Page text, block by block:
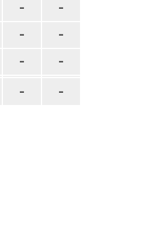
-
-
-
-
- -
- -